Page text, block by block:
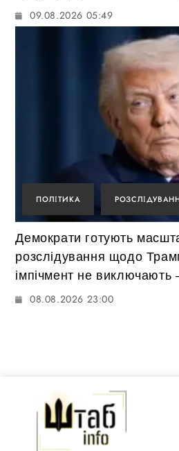
09.08.2026 05:49
ПОЛІТИКА
Демократи готують
розслідування щодо
імпічмент не
08.08.2026 23:00